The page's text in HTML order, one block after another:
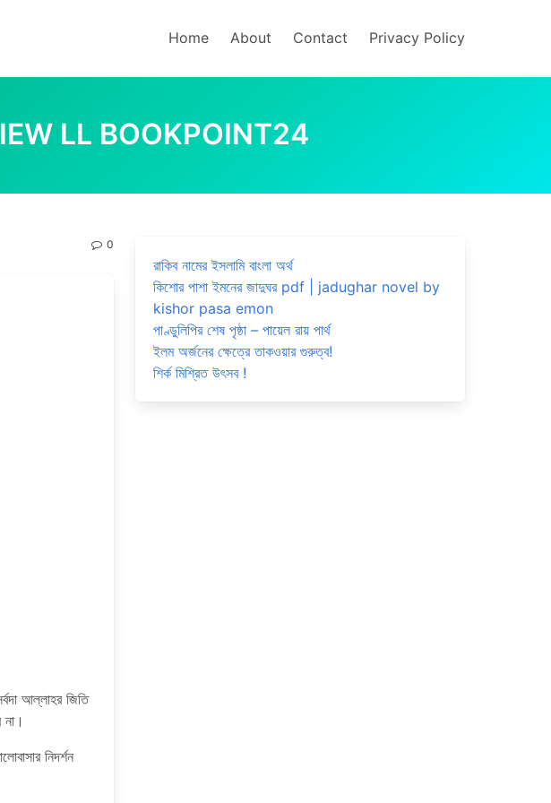
Home About Contact Privacy Policy
LL BOOKPOINT24
0
আল্লাহর জিতি
নিদর্শন
রাকিব নামের ইসলামি বাংলা অর্থ
কিশোর পাশা ইমনের জাদুঘর pdf | jadughar novel by
kishor pasa emon
পাণ্ডুলিপির শেষ পৃষ্ঠা – পায়েল রায় পার্থ
ইলম অর্জনের ক্ষেত্রে তাকওয়ার গুরুত্ব!
শির্ক মিশ্রিত উৎসব !